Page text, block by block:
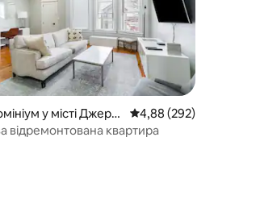
з 5, відгуки: 127
у місті Джерсі
Середня оцінка: 4,88 з
4,88 (292)
відремонтована квартира